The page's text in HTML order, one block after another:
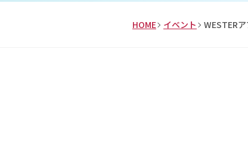
HOME イベント WESTER